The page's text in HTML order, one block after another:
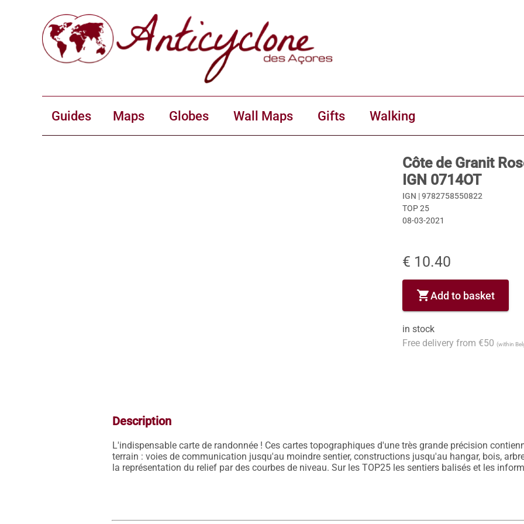
Guides Maps Globes Wall Maps Gifts Walking
Côte de Granit
IGN 0714OT
IGN |9782758550822
TOP 25
08-03-2021
€ 10.40
shopping_cartAdd to basket
in stock
Free delivery from €50 (within
Description
L'indispensable carte de randonnée ! Ces cartes topographiques d'une très grande précision
terrain : voies de communication jusqu'au moindre sentier, constructions jusqu'au hangar, bois,
la représentation du relief par des courbes de niveau. Sur les TOP25 les sentiers balisés et les